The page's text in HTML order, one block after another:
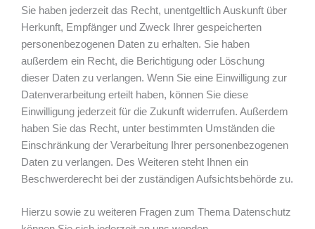
Sie haben jederzeit das Recht, unentgeltlich Auskunft über
Herkunft, Empfänger und Zweck Ihrer gespeicherten
personenbezogenen Daten zu erhalten. Sie haben
außerdem ein Recht, die Berichtigung oder Löschung
dieser Daten zu verlangen. Wenn Sie eine Einwilligung zur
Datenverarbeitung erteilt haben, können Sie diese
Einwilligung jederzeit für die Zukunft widerrufen. Außerdem
haben Sie das Recht, unter bestimmten Umständen die
Einschränkung der Verarbeitung Ihrer personenbezogenen
Daten zu verlangen. Des Weiteren steht Ihnen ein
Beschwerderecht bei der zuständigen Aufsichtsbehörde zu.
Hierzu sowie zu weiteren Fragen zum Thema Datenschutz